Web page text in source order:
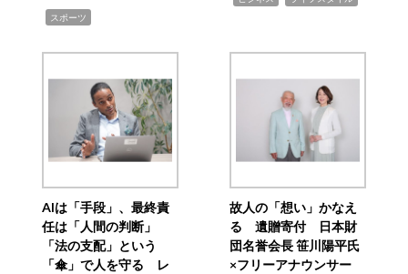
スポーツ
AIは「手段」、最終責
任は「人間の判断」
「法の支配」という
「傘」で人を守る レ
故人の「想い」かなえ
る 遺贈寄付 日本財
団名誉会長 笹川陽平氏
×フリーアナウンサー